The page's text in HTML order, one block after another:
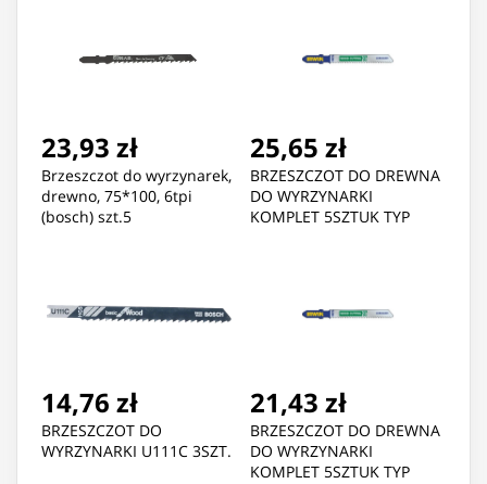
23,93 zł
Brzeszczot do wyrzynarek,
drewno, 75*100, 6tpi
(bosch) szt.5
25,65 zł
BRZESZCZOT DO DREWNA
DO WYRZYNARKI
KOMPLET 5SZTUK TYP
14,76 zł
BRZESZCZOT DO
WYRZYNARKI U111C 3SZT.
21,43 zł
BRZESZCZOT DO DREWNA
DO WYRZYNARKI
KOMPLET 5SZTUK TYP